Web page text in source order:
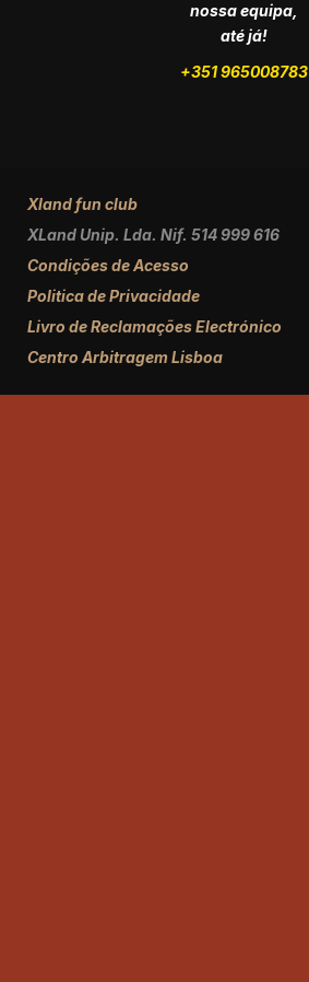
nossa equipa,
até já!
+351 965008783
Xland fun club
XLand Unip. Lda. Nif. 514 999 616
Condições de Acesso
Politica de Privacidade
Livro de Reclamações Electrónico
Centro Arbitragem Lisboa